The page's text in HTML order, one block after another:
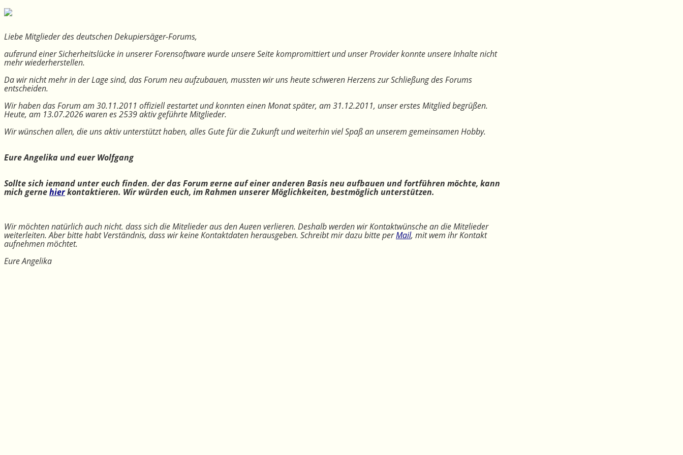
Liebe Mitglieder des deutschen Dekupiersäger-Forums,
aufgrund einer Sicherheitslücke in unserer Forensoftware wurde unsere Seite kompromittiert und unser Provider konnte unsere Inhalte nicht
mehr wiederherstellen.
Da wir nicht mehr in der Lage sind, das Forum neu aufzubauen, mussten wir uns heute schweren Herzens zur Schließung des Forums
entscheiden.
Wir haben das Forum am 30.11.2011 offiziell gestartet und konnten einen Monat später, am 31.12.2011, unser erstes Mitglied begrüßen.
Heute, am 13.07.2026 waren es 2539 aktiv geführte Mitglieder.
Wir wünschen allen, die uns aktiv unterstützt haben, alles Gute für die Zukunft und weiterhin viel Spaß an unserem gemeinsamen Hobby.
Eure Angelika und euer Wolfgang
Sollte sich jemand unter euch finden, der das Forum gerne auf einer anderen Basis neu aufbauen und fortführen möchte, kann
mich gernehierkontaktieren. Wir würden euch, im Rahmen unserer Möglichkeiten, bestmöglich unterstützen.
Wir möchten natürlich auch nicht, dass sich die Mitglieder aus den Augen verlieren. Deshalb werden wir Kontaktwünsche an die Mitglieder
weiterleiten. Aber bitte habt Verständnis, dass wir keine Kontaktdaten herausgeben. Schreibt mir dazu bitte perMail, mit wem ihr Kontakt
aufnehmen möchtet.
Eure Angelika